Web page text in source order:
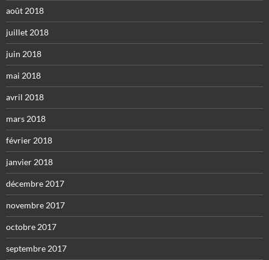
août 2018
juillet 2018
juin 2018
mai 2018
avril 2018
mars 2018
février 2018
janvier 2018
décembre 2017
novembre 2017
octobre 2017
septembre 2017